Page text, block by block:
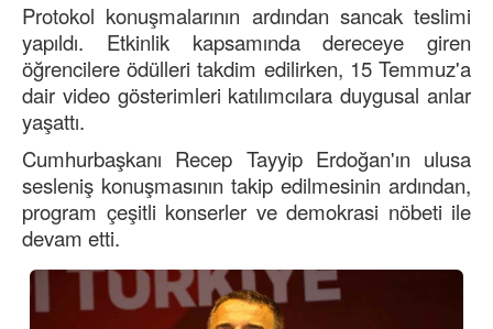
Protokol konuşmalarının ardından sancak teslimi
yapıldı. Etkinlik kapsamında dereceye giren
öğrencilere ödülleri takdim edilirken, 15 Temmuz'a
dair video gösterimleri katılımcılara duygusal anlar
yaşattı.
Cumhurbaşkanı Recep Tayyip Erdoğan'ın ulusa
sesleniş konuşmasının takip edilmesinin ardından,
program çeşitli konserler ve demokrasi nöbeti ile
devam etti.